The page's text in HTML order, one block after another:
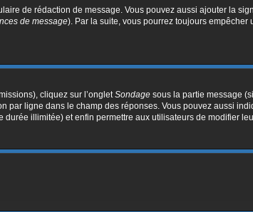
de rédaction de message. Vous pouvez aussi ajouter la
de message). Par la suite, vous pourrez toujours empêcher
cliquez sur l’ongletSondage sous la partie message
par ligne dans le champ des réponses. Vous pouvez aussi
illimitée) et enfin permettre aux utilisateurs de modifier